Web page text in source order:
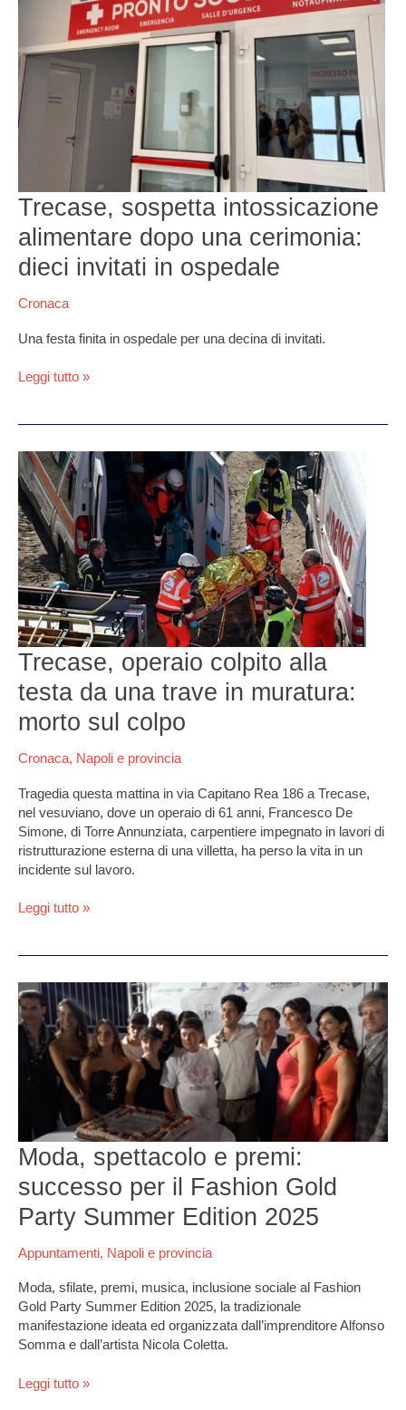
Trecase, sospetta intossicazione
alimentare dopo una cerimonia:
dieci invitati in ospedale
Cronaca
Una festa finita in ospedale per una decina di invitati.
dopo
cerimonia:
dieci
invitati
in
ospedale
Leggi tutto »
Trecase, operaio colpito alla
testa da una trave in muratura:
morto sul colpo
Cronaca, Napoli e provincia
Tragedia questa mattina in via Capitano Rea 186 a Trecase,
nel vesuviano, dove un operaio di 61 anni, Francesco De
Simone, di Torre Annunziata, carpentiere impegnato in lavori di
ristrutturazione esterna di una villetta, ha perso la vita in un
incidente sul lavoro.
Trecase,
operaio
colpito
alla
testa
da
una
trave
in
muratura:
morto
sul
colpo
Leggi tutto »
Moda, spettacolo e premi:
successo per il Fashion Gold
Party Summer Edition 2025
Appuntamenti, Napoli e provincia
Moda, sfilate, premi, musica, inclusione sociale al Fashion
Gold Party Summer Edition 2025, la tradizionale
manifestazione ideata ed organizzata dall’imprenditore Alfonso
Somma e dall’artista Nicola Coletta.
Moda,
spettacolo
e
premi:
successo
Fashion
Gold
Party
Summer
Edition
2025
Leggi tutto »